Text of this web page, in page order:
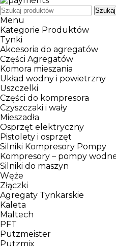
Szukaj
Menu
Kategorie Produktów
Tynki
Akcesoria do agregatów
Części Agregatów
Komora mieszania
Układ wodny i powietrzny
Uszczelki
Części do kompresora
Czyszczaki i wały
Mieszadła
Osprzęt elektryczny
Pistolety i osprzęt
Silniki Kompresory Pompy
Kompresory – pompy
Silniki do maszyn
Węże
Złączki
Agregaty Tynkarskie
Kaleta
Maltech
PFT
Putzmeister
Putzmix